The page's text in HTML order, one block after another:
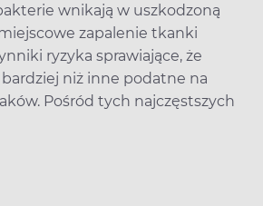
wnikają w uszkodzoną
zapalenie tkanki
ryzyka sprawiające, że
niż inne podatne na
Pośród tych najczęstszych